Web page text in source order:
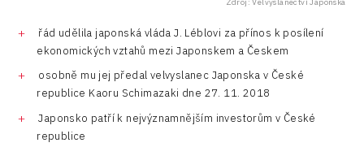
řád udělila japonská vláda J. Léblovi za přínos k posílení
ekonomických vztahů mezi Japonskem a Českem
osobně mu jej předal velvyslanec Japonska v České
republice Kaoru Schimazaki dne 27. 11. 2018
Japonsko patří k nejvýznamnějším investorům v České
republice